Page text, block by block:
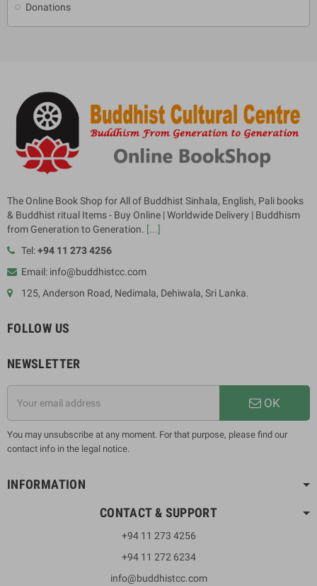
Donations
The Online Book Shop for All of Buddhist Sinhala, English, Pali books
& Buddhist ritual Items - Buy Online | Worldwide Delivery | Buddhism
from Generation to Generation. [...]
Tel:+94 11 273 4256
Email: info@buddhistcc.com
125, Anderson Road, Nedimala, Dehiwala, Sri Lanka.
FOLLOW US
NEWSLETTER
OK
You may unsubscribe at any moment. For that purpose, please find our
contact info in the legal notice.
INFORMATION
CONTACT & SUPPORT
+94 11 273 4256
+94 11 272 6234
info@buddhistcc.com